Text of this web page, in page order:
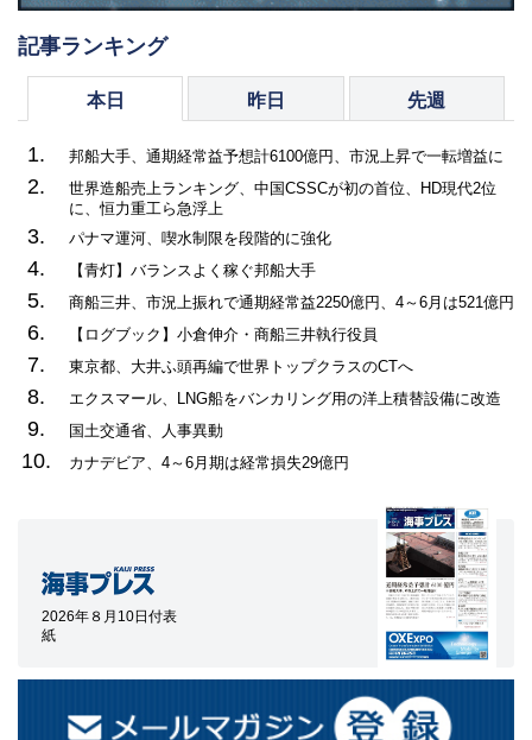
記事ランキング
本日 昨日 先週
1. 邦船大手、通期経常益予想計6100億円、市況上昇で一転増益に
2.
世界造船売上ランキング、中国CSSCが初の首位、HD現代2位
に、恒力重工ら急浮上
3. パナマ運河、喫水制限を段階的に強化
4. 【青灯】バランスよく稼ぐ邦船大手
5. 商船三井、市況上振れで通期経常益2250億円、4～6月は521億円
6. 【ログブック】小倉伸介・商船三井執行役員
7. 東京都、大井ふ頭再編で世界トップクラスのCTへ
8. エクスマール、LNG船をバンカリング用の洋上積替設備に改造
9. 国土交通省、人事異動
10. カナデビア、4～6月期は経常損失29億円
2026年８月10日付表
紙